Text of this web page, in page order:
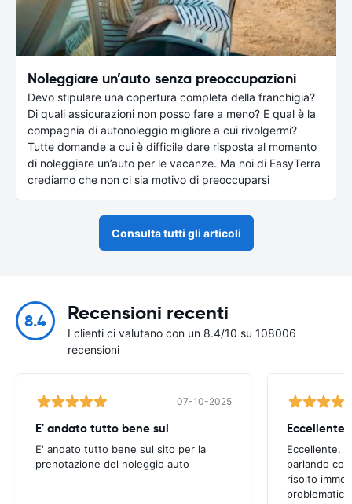
Noleggiare un’auto senza preoccupazioni
Devo stipulare una copertura completa della franchigia?
Di quali assicurazioni non posso fare a meno? E qual è la
compagnia di autonoleggio migliore a cui rivolgermi?
Tutte domande a cui è difficile dare risposta al momento
di noleggiare un’auto per le vacanze. Ma noi di EasyTerra
crediamo che non ci sia motivo di preoccuparsi
Consulta tutti gli articoli
8.4 Recensioni recenti
I clienti ci valutano con un 8.4/10 su 108006
recensioni
07-10-2025
E' andato tutto bene sul
E' andato tutto bene sul sito per la
prenotazione del noleggio auto
Eccellente.
parlando
risolto